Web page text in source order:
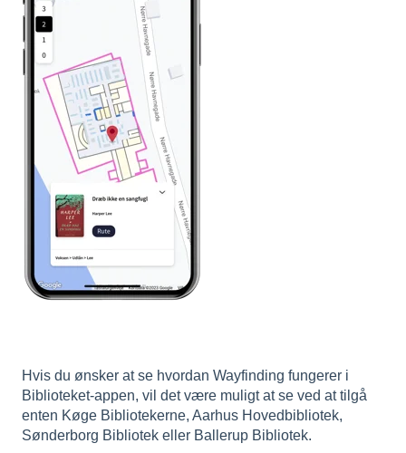
Hvis du ønsker at se hvordan Wayfinding fungerer i
Biblioteket-appen, vil det være muligt at se ved at tilgå
enten Køge Bibliotekerne, Aarhus Hovedbibliotek,
Sønderborg Bibliotek eller Ballerup Bibliotek.